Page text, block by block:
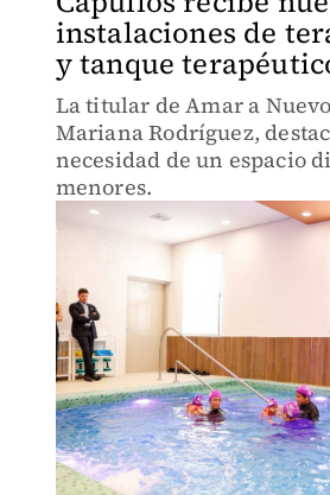
instalaciones de
y tanque
La titular de Amar a
Mariana Rodríguez,
necesidad de un espacio
menores.